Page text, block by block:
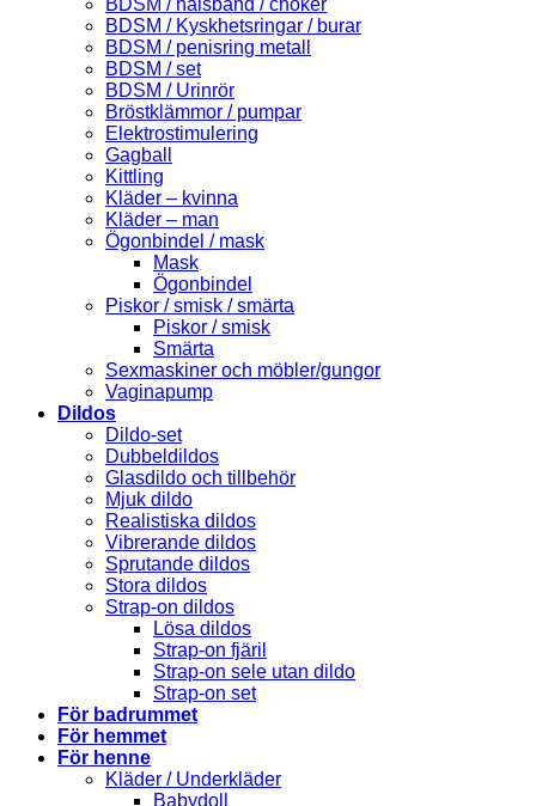
BDSM / Kyskhetsringar / burar
BDSM / penisring metall
BDSM / set
BDSM / Urinrör
Bröstklämmor / pumpar
Elektrostimulering
Gagball
Kittling
Kläder – kvinna
Kläder – man
Ögonbindel / mask
Mask
Ögonbindel
Piskor / smisk / smärta
Piskor / smisk
Smärta
Sexmaskiner och möbler/gungor
Vaginapump
Dildos
Dildo-set
Dubbeldildos
Glasdildo och tillbehör
Mjuk dildo
Realistiska dildos
Vibrerande dildos
Sprutande dildos
Stora dildos
Strap-on dildos
Lösa dildos
Strap-on fjäril
Strap-on sele utan dildo
Strap-on set
För badrummet
För hemmet
För henne
Kläder / Underkläder
Babydoll